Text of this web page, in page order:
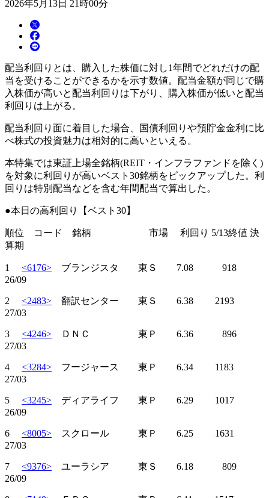
2026年5月13日 21時00分
配当利回りとは、購入した株価に対し1年間でどれだけの配
当を受けることができるかを示す数値。配当金額が同じで購
入株価が高いと配当利回りは下がり、購入株価が低いと配当
利回りは上がる。
配当利回り面に着目した場合、国債利回りや預貯金金利に比
べ株式の投資魅力は相対的に高いといえる。
本特集では東証上場全銘柄(REIT・インフラファンドを除く)
を対象に利回りが高いベスト30銘柄をピックアップした。利
回りは特別配当などを含む年間配当で算出した。
●本日の高利回り【ベスト30】
順位 コード 銘柄 市場 利回り 5/13終値 決
算期
1 <6176> ブランジスタ 東Ｓ 7.08 918
26/09
2 <2483> 翻訳センター 東Ｓ 6.38 2193
27/03
3 <4246> ＤＮＣ 東Ｐ 6.36 896
27/03
4 <3284> フージャース 東Ｐ 6.34 1183
27/03
5 <3245> ディアライフ 東Ｐ 6.29 1017
26/09
6 <8005> スクロール 東Ｐ 6.25 1631
27/03
7 <9376> ユーラシア 東Ｓ 6.18 809
26/09